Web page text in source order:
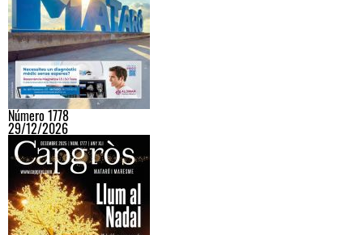
Número 1778
29/12/2026